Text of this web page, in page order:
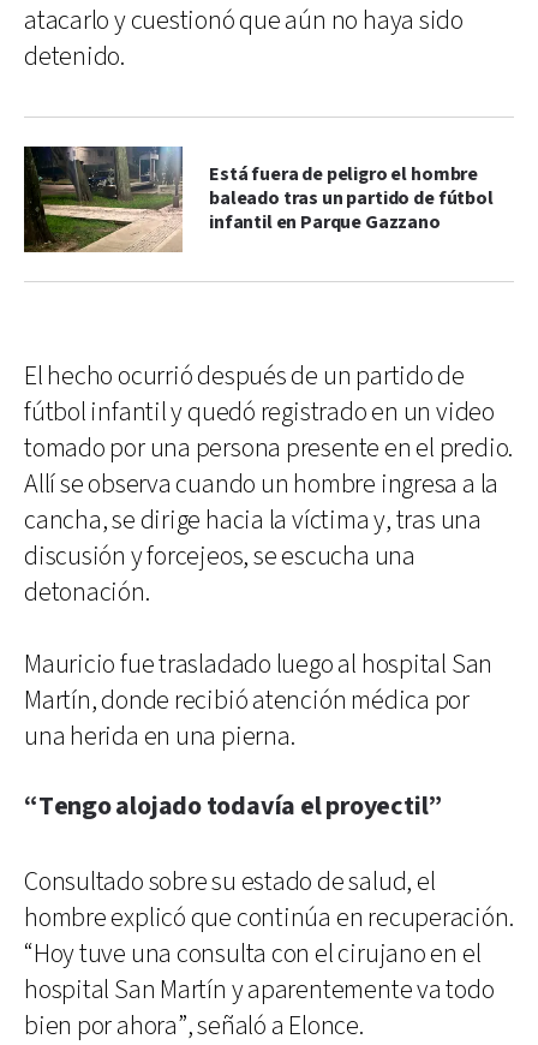
atacarlo y cuestionó que aún no haya sido
detenido.
Está fuera de peligro el hombre
baleado tras un partido de fútbol
infantil en Parque Gazzano
El hecho ocurrió después de un partido de
fútbol infantil y quedó registrado en un video
tomado por una persona presente en el predio.
Allí se observa cuando un hombre ingresa a la
cancha, se dirige hacia la víctima y, tras una
discusión y forcejeos, se escucha una
detonación.
Mauricio fue trasladado luego al hospital San
Martín, donde recibió atención médica por
una herida en una pierna.
“Tengo alojado todavía el proyectil”
Consultado sobre su estado de salud, el
hombre explicó que continúa en recuperación.
“Hoy tuve una consulta con el cirujano en el
hospital San Martín y aparentemente va todo
bien por ahora”, señaló a Elonce.